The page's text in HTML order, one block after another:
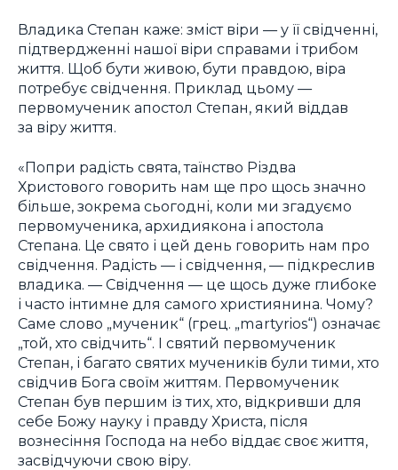
Владика Степан каже: зміст віри — у її свідченні,
підтвердженні нашої віри справами і трибом
життя. Щоб бути живою, бути правдою, віра
потребує свідчення. Приклад цьому —
первомученик апостол Степан, який віддав
за віру життя.
«Попри радість свята, таїнство Різдва
Христового говорить нам ще про щось значно
більше, зокрема сьогодні, коли ми згадуємо
первомученика, архидиякона і апостола
Степана. Це свято і цей день говорить нам про
свідчення. Радість — і свідчення, — підкреслив
владика. — Свідчення — це щось дуже глибоке
і часто інтимне для самого християнина. Чому?
Саме слово „мученик“ (грец. „martyrios“) означає
„той, хто свідчить“. І святий первомученик
Степан, і багато святих мучеників були тими, хто
свідчив Бога своїм життям. Первомученик
Степан був першим із тих, хто, відкривши для
себе Божу науку і правду Христа, після
вознесіння Господа на небо віддає своє життя,
засвідчуючи свою віру.